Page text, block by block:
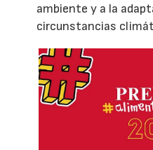
ambiente y a la
circunstancias